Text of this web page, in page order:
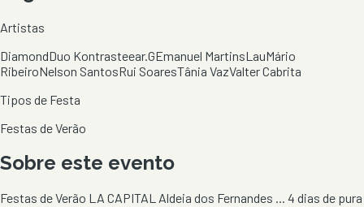
Artistas
DiamondDuo Kontrasteear.GEmanuel MartinsLauMário
RibeiroNelson SantosRui SoaresTânia VazValter Cabrita
Tipos de Festa
Festas de Verão
Sobre este evento
Festas de Verão LA CAPITAL Aldeia dos Fernandes ... 4 dias de pura